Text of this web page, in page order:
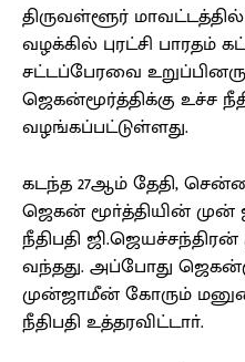
திருவள்ளூர்
வழக்கில் புரட்சி பாரதம்
சட்டப்பேரவை
ஜெகன்மூர்த்திக்கு உச்ச
வழங்கப்பட்டுள்ளது.
கடந்த 27ஆம் தேதி,
ஜெகன் மூா்த்தியின்
நீதிபதி
வந்தது. அப்போது
முன்ஜாமீன் கோரும்
நீதிபதி உத்தரவிட்டாா்.